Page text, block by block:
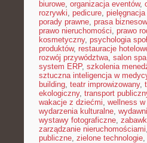
biurowe, organizacja eventów,
rozrywki, pedicure, pielęgnacja
porady prawne, prasa
prawo nieruchomości, prawo
kosmetyczny, psychologia
produktów, restauracje
rozwój przywództwa, salon spa
system ERP, szkolenia
sztuczna inteligencja w
building, teatr improwizowany,
ekologiczny, transport
wakacje z dziećmi, wellness
wydarzenia kulturalne,
wystawy fotograficzne,
zarządzanie nieruchomościami,
publiczne, zielone technologie,